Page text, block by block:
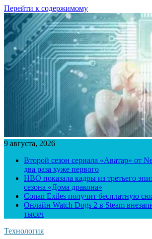
Перейти к содержимому
9 августа, 2026
Второй сезон сериала «Аватар» от
два раза хуже первого
HBO показала кадры из третьего
сезона «Дома дракона»
Conan Exiles получит бесплатную
Онлайн Watch Dogs 2 в Steam
тысяч
Технология